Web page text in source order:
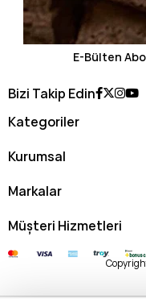
E-Bülten
Bizi Takip Edin
Kategoriler
Kurumsal
Markalar
Müşteri Hizmetleri